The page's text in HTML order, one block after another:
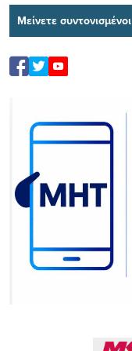
Μείνετε συντονισμένοι